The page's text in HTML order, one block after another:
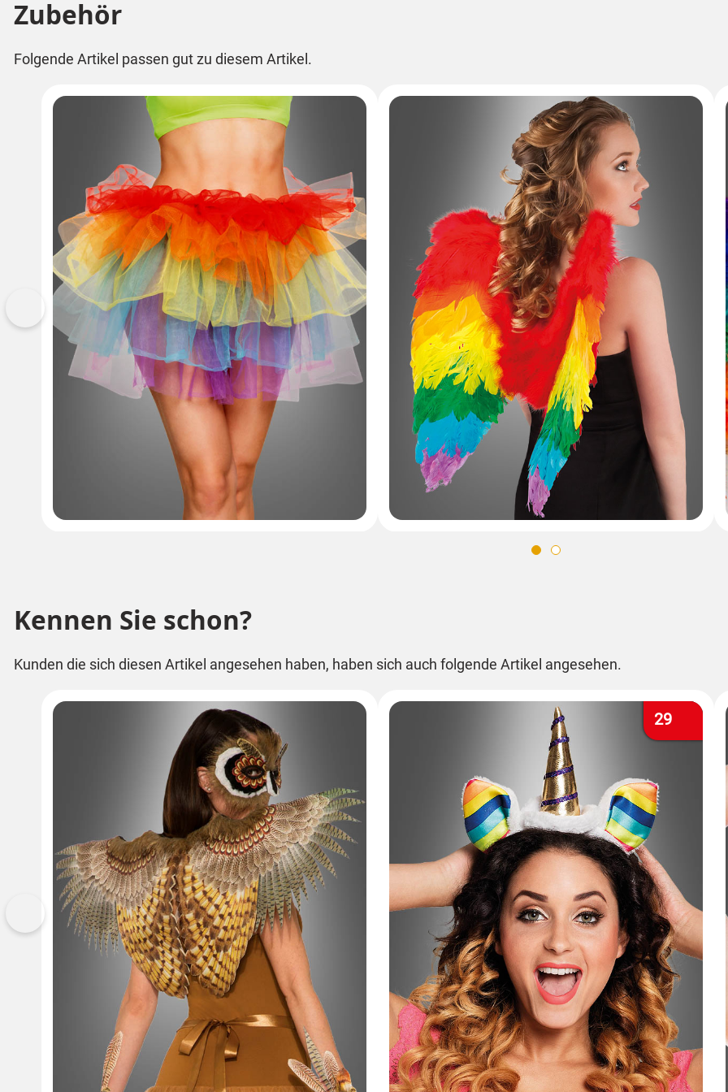
Zubehör
Folgende Artikel passen gut zu diesem Artikel.
Vorherige
Kennen Sie schon?
Kunden die sich diesen Artikel angesehen haben, haben sich auch folgende Artikel angesehen.
29
Vorherige